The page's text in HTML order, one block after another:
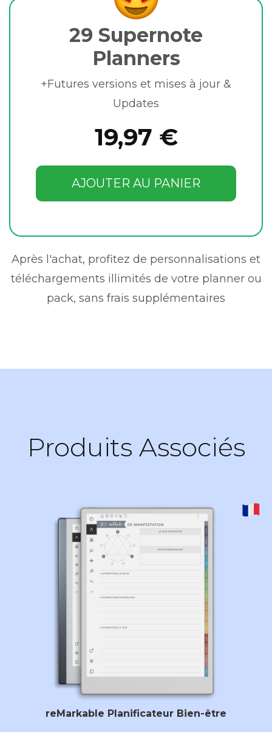
29 Supernote
Planners
+Futures versions et mises à jour &
Updates
19,97 €
AJOUTER AU PANIER
Après l'achat, profitez de personnalisations et
téléchargements illimités de votre planner ou
pack, sans frais supplémentaires
Produits Associés
reMarkable Planificateur Bien-être